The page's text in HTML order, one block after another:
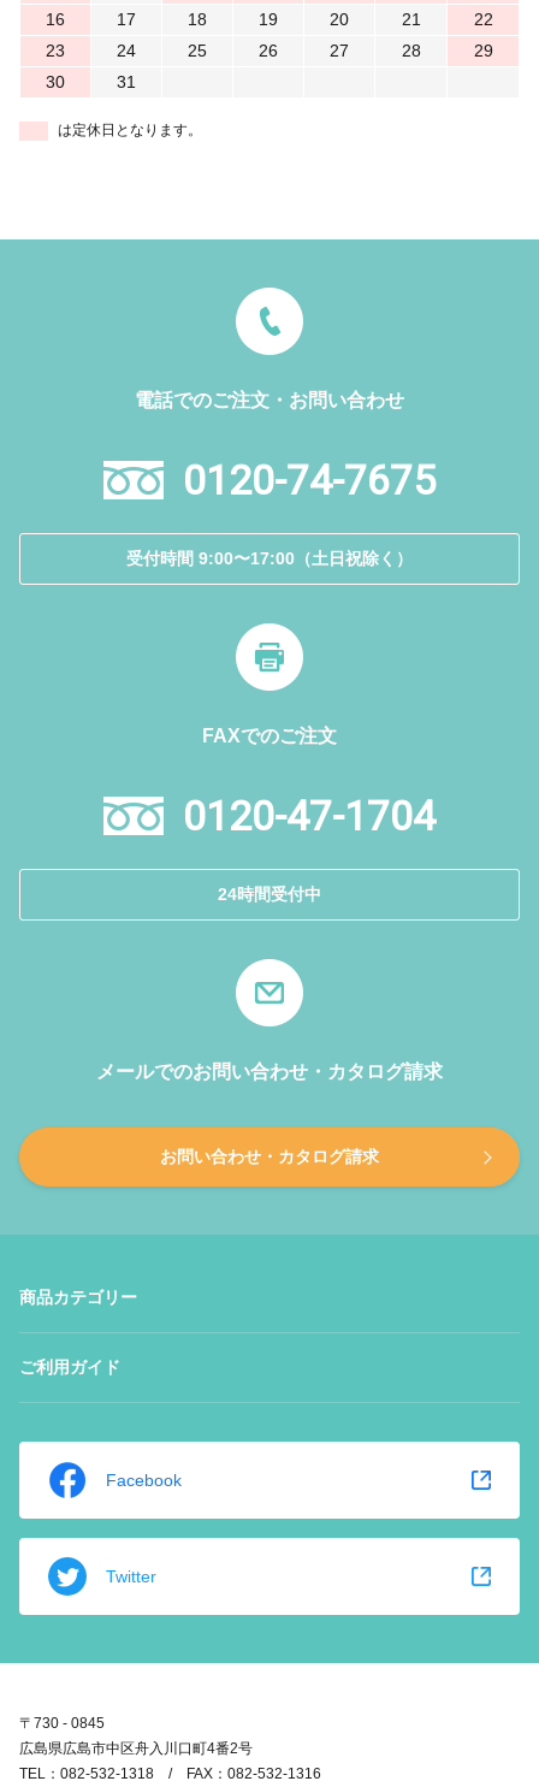
16
17 18 19 20 21
22
23
24 25 26 27 28
29
30
31
は定休日となります。
電話でのご注文・お問い合わせ
0120-74-7675
受付時間 9:00〜17:00（土日祝除く）
FAXでのご注文
0120-47-1704
24時間受付中
メールでのお問い合わせ・カタログ請求
お問い合わせ・カタログ請求
商品カテゴリー
ご利用ガイド
Facebook
Twitter
〒730 - 0845
広島県広島市中区舟入川口町4番2号
TEL：082-532-1318 / FAX：082-532-1316